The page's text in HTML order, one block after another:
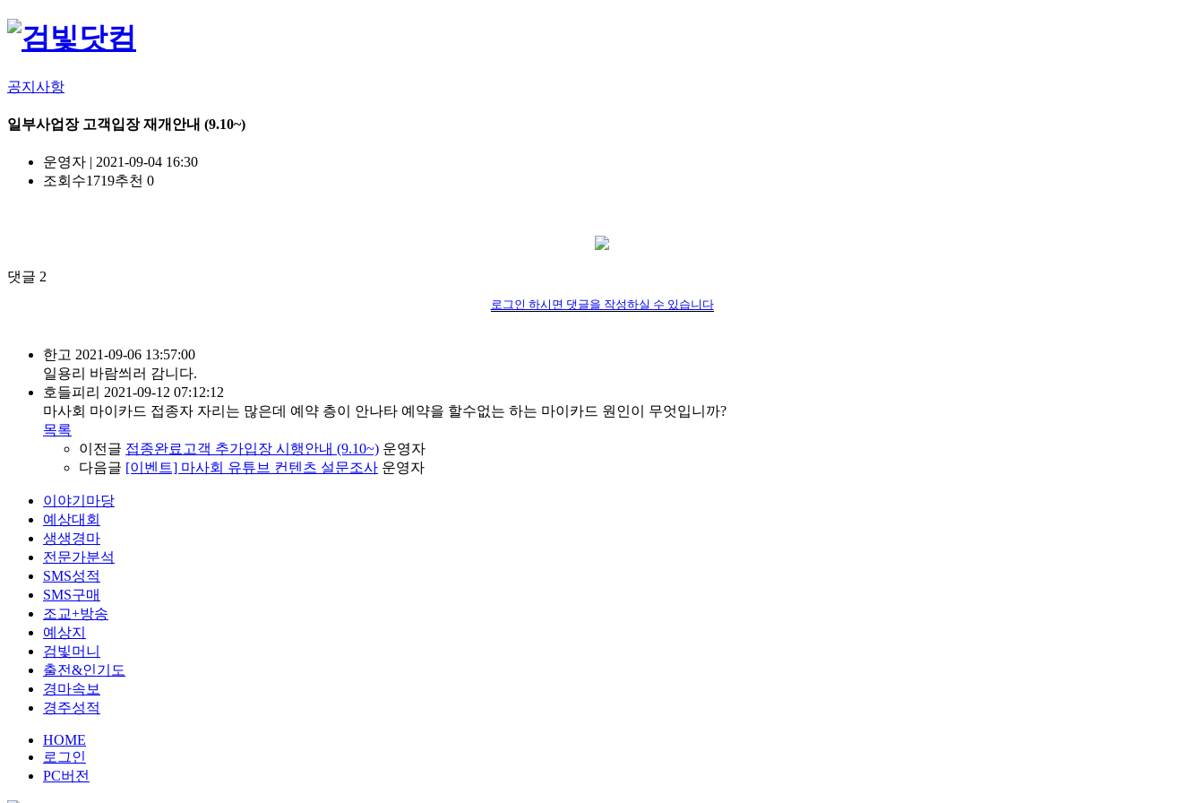
공지사항
일부사업장 고객입장 재개안내 (9.10~)
운영자 | 2021-09-04 16:30
조회수1719추천 0
댓글 2
로그인 하시면 댓글을 작성하실 수 있습니다
한고 2021-09-06 13:57:00
일용리 바람씌러 감니다.
호들피리 2021-09-12 07:12:12
마사회 마이카드 접종자 자리는 많은데 예약 층이 안나타 예약을 할수없는 하는 마이카드 원인이 무엇입니까?
목록
이전글 접종완료고객 추가입장 시행안내 (9.10~) 운영자
다음글 [이벤트] 마사회 유튜브 컨텐츠 설문조사 운영자
이야기마당
예상대회
생생경마
전문가분석
SMS성적
SMS구매
조교+방송
예상지
검빛머니
출전&인기도
경마속보
경주성적
HOME
로그인
PC버전